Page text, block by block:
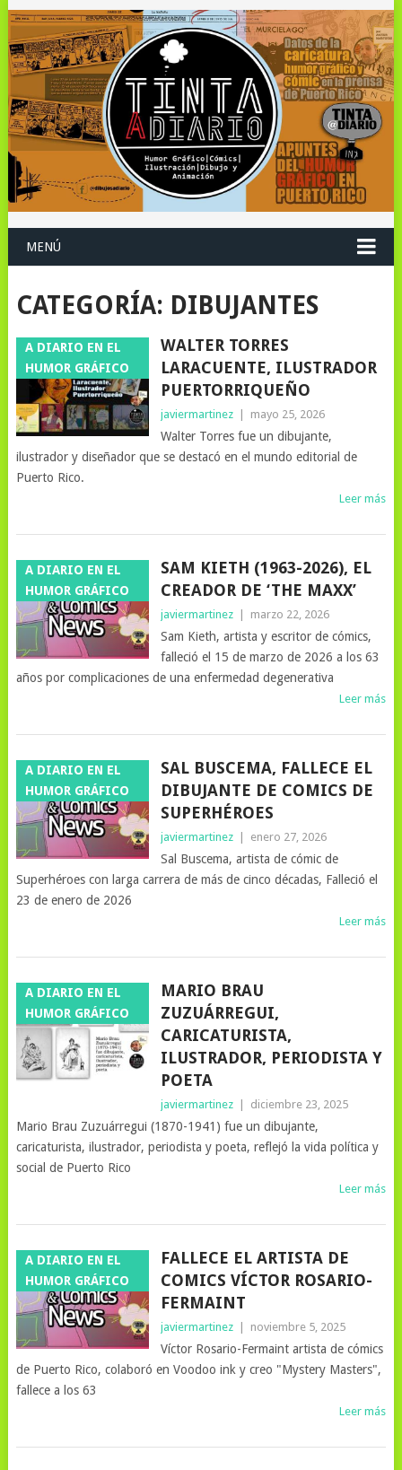
MENÚ
CATEGORÍA: DIBUJANTES
A DIARIO EN EL
HUMOR GRÁFICO
WALTER TORRES
LARACUENTE, ILUSTRADOR
PUERTORRIQUEÑO
javiermartinez mayo 25, 2026
Walter Torres fue un dibujante,
ilustrador y diseñador que se destacó en el mundo editorial de
Puerto Rico.
Leer más
A DIARIO EN EL
HUMOR GRÁFICO
SAM KIETH (1963-2026), EL
CREADOR DE ‘THE MAXX’
javiermartinez marzo 22, 2026
Sam Kieth, artista y escritor de cómics,
falleció el 15 de marzo de 2026 a los 63
años por complicaciones de una enfermedad degenerativa
Leer más
A DIARIO EN EL
HUMOR GRÁFICO
SAL BUSCEMA, FALLECE EL
DIBUJANTE DE COMICS DE
SUPERHÉROES
javiermartinez enero 27, 2026
Sal Buscema, artista de cómic de
Superhéroes con larga carrera de más de cinco décadas, Falleció el
23 de enero de 2026
Leer más
A DIARIO EN EL
HUMOR GRÁFICO
MARIO BRAU
ZUZUÁRREGUI,
CARICATURISTA,
ILUSTRADOR, PERIODISTA Y
POETA
javiermartinez diciembre 23, 2025
Mario Brau Zuzuárregui (1870-1941) fue un dibujante,
caricaturista, ilustrador, periodista y poeta, reflejó la vida política y
social de Puerto Rico
Leer más
A DIARIO EN EL
HUMOR GRÁFICO
FALLECE EL ARTISTA DE
COMICS VÍCTOR ROSARIO-
FERMAINT
javiermartinez noviembre 5, 2025
Víctor Rosario-Fermaint artista de cómics
de Puerto Rico, colaboró en Voodoo ink y creo "Mystery Masters",
fallece a los 63
Leer más